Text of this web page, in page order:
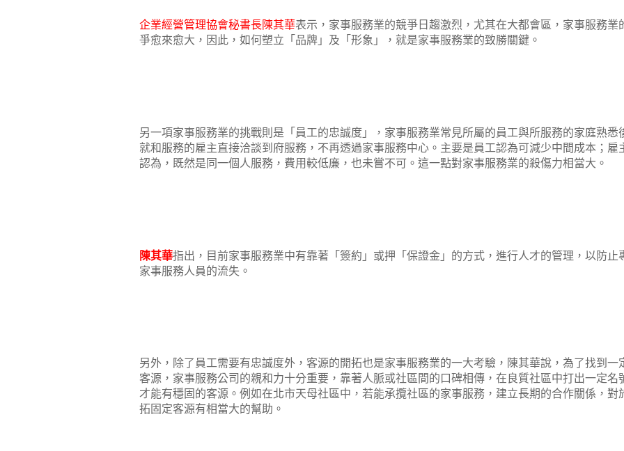
企業經營管理協會秘書長陳其華表示，家事服務業的競爭日趨激烈，尤其在大都會區，家事服務業
爭愈來愈大，因此，如何塑立「品牌」及「形象」，就是家事服務業的致勝關鍵。
另一項家事服務業的挑戰則是「員工的忠誠度」，家事服務業常見所屬的員工與所服務的家庭熟悉
就和服務的雇主直接洽談到府服務，不再透過家事服務中心。主要是員工認為可減少中間成本；雇
認為，既然是同一個人服務，費用較低廉，也未嘗不可。這一點對家事服務業的殺傷力相當大。
陳其華指出，目前家事服務業中有靠著「簽約」或押「保證金」的方式，進行人才的管理，以防止
家事服務人員的流失。
另外，除了員工需要有忠誠度外，客源的開拓也是家事服務業的一大考驗，陳其華說，為了找到一
客源，家事服務公司的親和力十分重要，靠著人脈或社區間的口碑相傳，在良質社區中打出一定名
才能有穩固的客源。例如在北市天母社區中，若能承攬社區的家事服務，建立長期的合作關係，對
拓固定客源有相當大的幫助。